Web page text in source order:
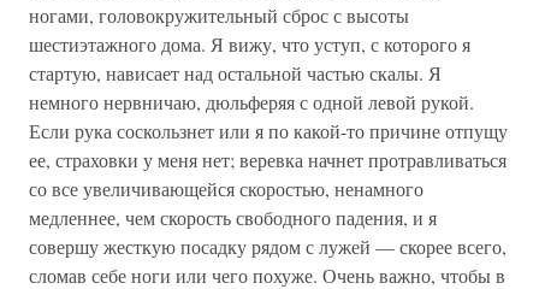
ногами, головокружительный сброс с высоты
шестиэтажного дома. Я вижу, что уступ, с которого я
стартую, нависает над остальной частью скалы. Я
немного нервничаю, дюльферяя с одной левой рукой.
Если рука соскользнет или я по какой-то причине отпущу
ее, страховки у меня нет; веревка начнет протравливаться
со все увеличивающейся скоростью, ненамного
медленнее, чем скорость свободного падения, и я
совершу жесткую посадку рядом с лужей — скорее всего,
сломав себе ноги или чего похуже. Очень важно, чтобы в